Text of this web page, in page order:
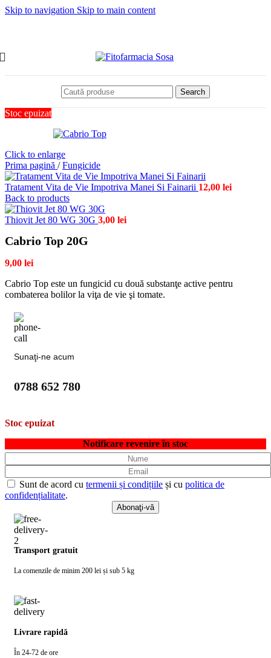
Skip to navigation Skip to main content
Search
Stoc epuizat
Click to enlarge
Prima pagină / Fungicide
Tratament Vita de Vie Impotriva Manei Si Fainarii 12,00 lei
Back to products
Thiovit Jet 80 WG 30G 3,00 lei
Cabrio Top 20G
9,00 lei
Cabrio Top este un fungicid cu două substanţe active pentru
combaterea bolilor la viţa de vie şi tomate.
Sunaţi-ne acum
0788 652 780
Stoc epuizat
Notificare revenire în stoc
Sunt de acord cu termenii și condițiile și cu politica de
confidențialitate.
Transport gratuit
La comenzile de minim 200 lei și sub 5 kg
Livrare rapidă
În 24-72 de ore